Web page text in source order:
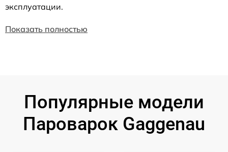
эксплуатации.
Показать полностью
Популярные модели
Пароварок Gaggenau